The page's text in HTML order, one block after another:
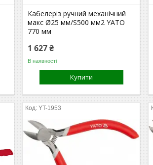
Кабелеріз ручний механічний
макс Ø25 мм/S500 мм2 YATO
770 мм
1 627 ₴
В наявності
Купити
YT-1953